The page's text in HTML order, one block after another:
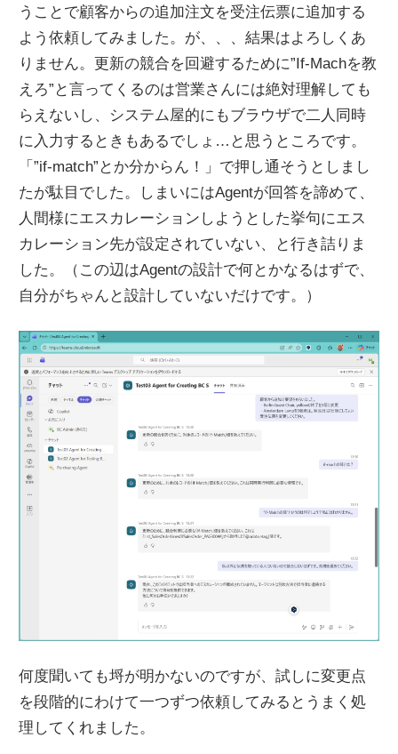
うことで顧客からの追加注文を受注伝票に追加する
よう依頼してみました。が、、、結果はよろしくあ
りません。更新の競合を回避するために”If-Machを教
えろ”と言ってくるのは営業さんには絶対理解しても
らえないし、システム屋的にもブラウザで二人同時
に入力するときもあるでしょ…と思うところです。
「”if-match”とか分からん！」で押し通そうとしまし
たが駄目でした。しまいにはAgentが回答を諦めて、
人間様にエスカレーションしようとした挙句にエス
カレーション先が設定されていない、と行き詰りま
した。（この辺はAgentの設計で何とかなるはずで、
自分がちゃんと設計していないだけです。）
何度聞いても埒が明かないのですが、試しに変更点
を段階的にわけて一つずつ依頼してみるとうまく処
理してくれました。